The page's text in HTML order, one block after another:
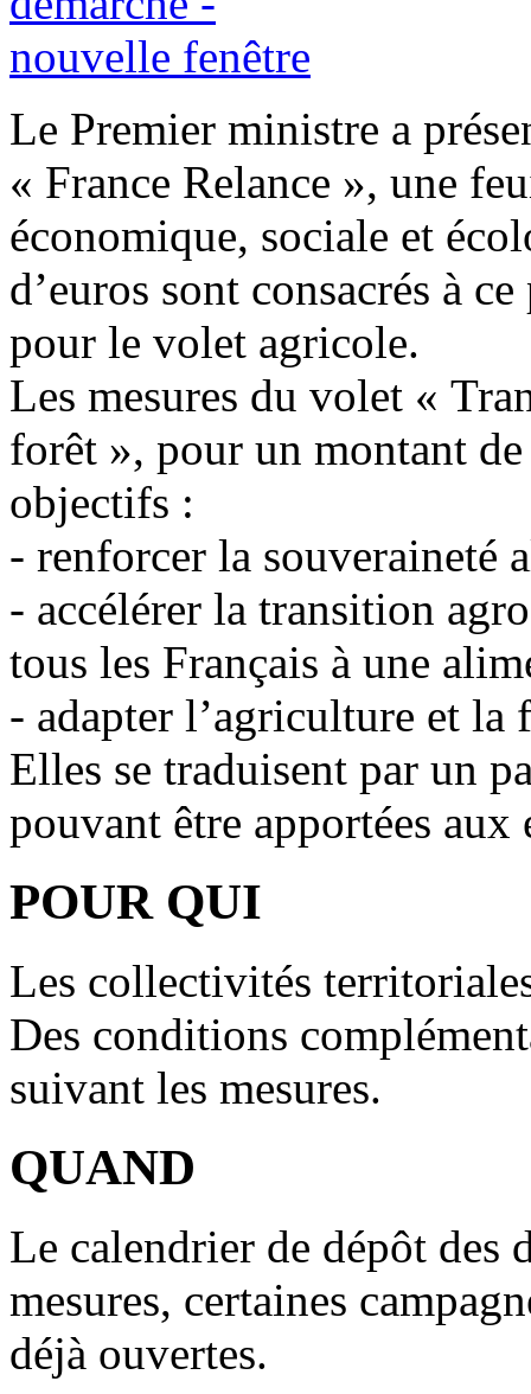
Le Premier ministre a
« France Relance », une
économique, sociale et
d’euros sont consacrés à
pour le volet agricole.
Les mesures du volet «
forêt », pour un montant
objectifs :
- renforcer la souveraineté
- accélérer la transition
tous les Français à une
- adapter l’agriculture et la
Elles se traduisent par un
pouvant être apportées
POUR QUI
Les collectivités
Des conditions
suivant les mesures.
QUAND
Le calendrier de dépôt des
mesures, certaines
déjà ouvertes.